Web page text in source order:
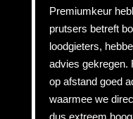
Premiumkeur
prutsers betreft
loodgieters,
advies gekregen.
op afstand goed
waarmee we
dus extreem